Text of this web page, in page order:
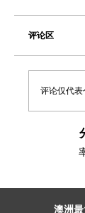
评论区
评论仅代
澳洲